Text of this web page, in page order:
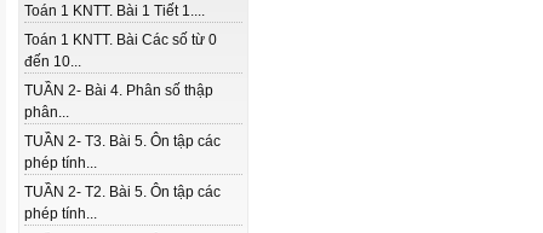
Toán 1 KNTT. Bài 1 Tiết 1....
Toán 1 KNTT. Bài Các số từ 0
đến 10...
TUẦN 2- Bài 4. Phân số thập
phân...
TUẦN 2- T3. Bài 5. Ôn tập các
phép tính...
TUẦN 2- T2. Bài 5. Ôn tập các
phép tính...